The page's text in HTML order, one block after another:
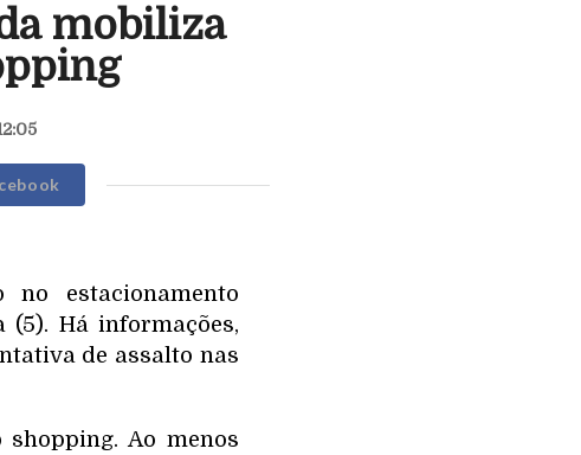
mobiliza
estacionamento
(5). Há informações,
de assalto nas
Ao menos